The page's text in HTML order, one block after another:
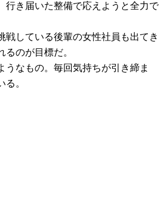
行き届いた整備で応えようと全力で
している後輩の女性社員も出てき
のが目標だ。
なもの。毎回気持ちが引き締ま
。